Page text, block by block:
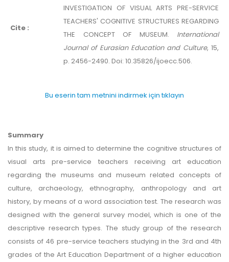
Cite :
INVESTIGATION OF VISUAL ARTS PRE-SERVICE
TEACHERS' COGNITIVE STRUCTURES REGARDING
THE CONCEPT OF MUSEUM. International
Journal of Eurasian Education and Culture, 15,
p. 2456-2490. Doi: 10.35826/ijoecc.506.
Bu eserin tam metnini indirmek için tıklayın
Summary
In this study, it is aimed to determine the cognitive structures of
visual arts pre-service teachers receiving art education
regarding the museums and museum related concepts of
culture, archaeology, ethnography, anthropology and art
history, by means of a word association test. The research was
designed with the general survey model, which is one of the
descriptive research types. The study group of the research
consists of 46 pre-service teachers studying in the 3rd and 4th
grades of the Art Education Department of a higher education